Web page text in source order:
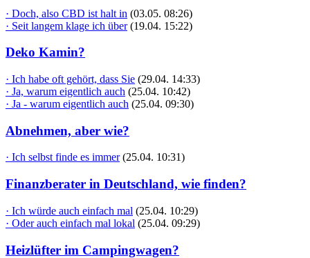
· Doch, also CBD ist halt in (03.05. 08:26)
· Seit langem klage ich über (19.04. 15:22)
Deko Kamin?
· Ich habe oft gehört, dass Sie (29.04. 14:33)
· Ja, warum eigentlich auch (25.04. 10:42)
· Ja - warum eigentlich auch (25.04. 09:30)
Abnehmen, aber wie?
· Ich selbst finde es immer (25.04. 10:31)
Finanzberater in Deutschland, wie finden?
· Ich würde auch einfach mal (25.04. 10:29)
· Oder auch einfach mal lokal (25.04. 09:29)
Heizlüfter im Campingwagen?